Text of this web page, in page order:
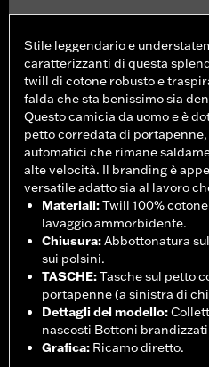
Stile leggendario e
caratterizzanti di questa
twill di cotone robusto e
falda che sta benissimo sia
Questo camicia da uomo e è
petto corredata di
automatici che rimane
alte velocità. Il branding è
versatile adatto sia al lavoro
Materiali:Twill 100%
lavaggio ammorbidente.
Chiusura:Abbottonatura
sui polsini.
TASCHE:Tasche sul petto
portapenne (a sinistra di
Dettagli del modello:
nascosti Bottoni
Grafica: Ricamo diretto.